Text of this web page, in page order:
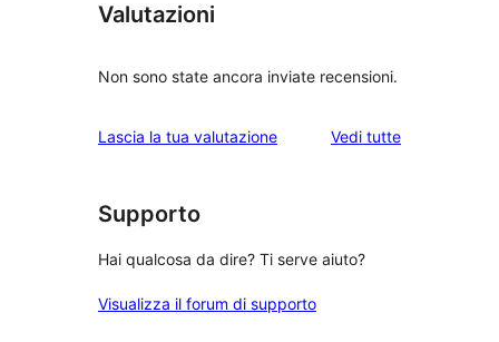
Valutazioni
Non sono state ancora inviate recensioni.
Lascia la tua valutazione Vedi tuttele
Supporto
Hai qualcosa da dire? Ti serve aiuto?
Visualizza il forum di supporto